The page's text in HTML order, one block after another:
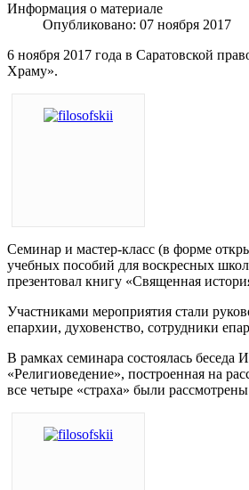
Информация о материале
Опубликовано: 07 ноября 2017
6 ноября 2017 года в Саратовской
Храму».
Семинар и мастер-класс (в форме
учебных пособий для воскресных
презентовал книгу «Священная
Участниками мероприятия стали
епархии, духовенство, сотрудники
В рамках семинара состоялась
«Религиоведение», построенная на
все четыре «страха» были